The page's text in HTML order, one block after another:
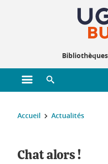
Ouvrir le menu principal
Vous êtes ici :
Accueil Actualités
Chat alors !